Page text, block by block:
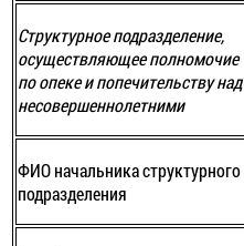
Структурное подразделение,
осуществляющее полномочие
по опеке и попечительству над
несовершеннолетними
ФИО начальника структурного
подразделения